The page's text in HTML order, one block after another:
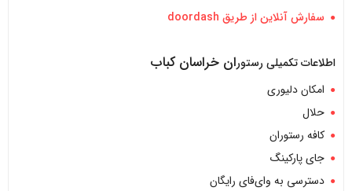
سفارش آنلاین از طریق doordash
اطلاعات تکمیلی رستوران خراسان کباب
امکان دلیوری
حلال
کافه رستوران
جای پارکینگ
دسترسی به وای‌فای رایگان